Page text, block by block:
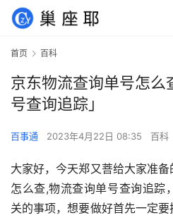
首页 百科
京东物流查询单号怎么
号查询追踪」
百事通 2023年4月22日 08:35 百科
大家好，今天郑又菩给大家准
怎么查,物流查询单号查询追踪
关的事项，想要做好首先一定